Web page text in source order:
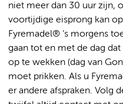
niet meer dan 30 uur zijn,
voortijdige eisprong kan
Fyremadel® ’s morgens
gaan tot en met de dag
op te wekken (dag van
moet prikken. Als u
er andere afspraken. Volg